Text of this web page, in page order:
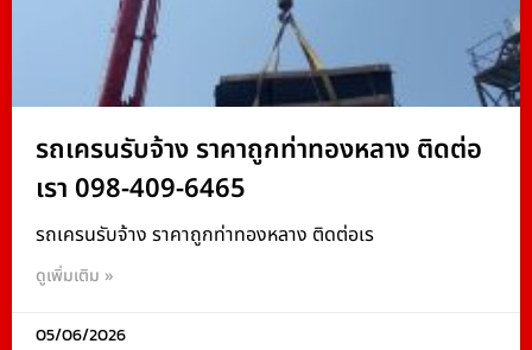
รถเครนรับจ้าง ราคาถูกท่าทองหลาง ติดต่อ
เรา 098-409-6465
รถเครนรับจ้าง ราคาถูกท่าทองหลาง ติดต่อเร
ดูเพิ่มเติม »
05/06/2026